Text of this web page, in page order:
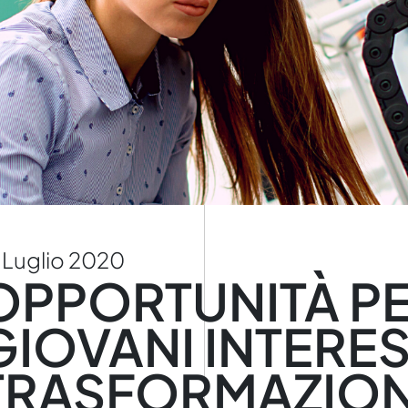
Luglio 2020